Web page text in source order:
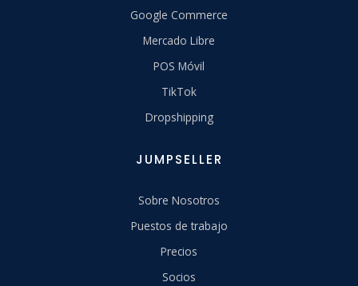
Google Commerce
Mercado Libre
POS Móvil
TikTok
Dropshipping
JUMPSELLER
Sobre Nosotros
Puestos de trabajo
Precios
Socios